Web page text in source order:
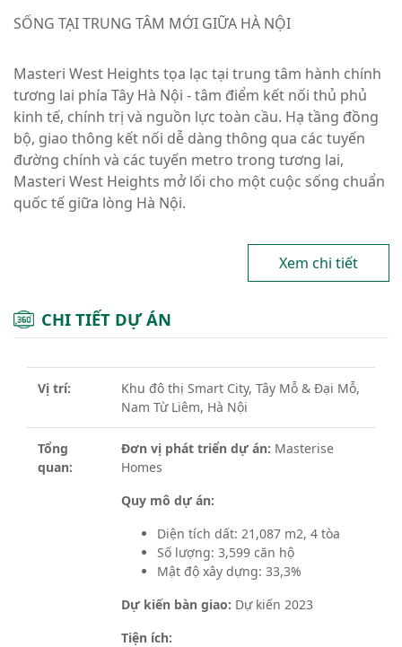
SỐNG TẠI TRUNG TÂM MỚI GIỮA HÀ NỘI
Masteri West Heights tọa lạc tại trung tâm hành chính
tương lai phía Tây Hà Nội - tâm điểm kết nối thủ phủ
kinh tế, chính trị và nguồn lực toàn cầu. Hạ tầng đồng
bộ, giao thông kết nối dễ dàng thông qua các tuyến
đường chính và các tuyến metro trong tương lai,
Masteri West Heights mở lối cho một cuộc sống chuẩn
quốc tế giữa lòng Hà Nội.
Xem chi tiết
CHI TIẾT DỰ ÁN
Vị trí:
Khu đô thị Smart City, Tây Mỗ & Đại Mỗ,
Nam Từ Liêm, Hà Nội
Tổng
quan:
Đơn vị phát triển dự án: Masterise
Homes
Quy mô dự án:
Diện tích dất: 21,087 m2, 4 tòa
Số lượng: 3,599 căn hộ
Mật độ xây dựng: 33,3%
Dự kiến bàn giao: Dự kiến 2023
Tiện ích: